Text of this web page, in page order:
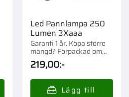
Led Pannlampa 250
Lumen 3Xaaa
Garanti 1 år. Köpa större
mängd? Förpackad om
1/24 st.
219,00:-